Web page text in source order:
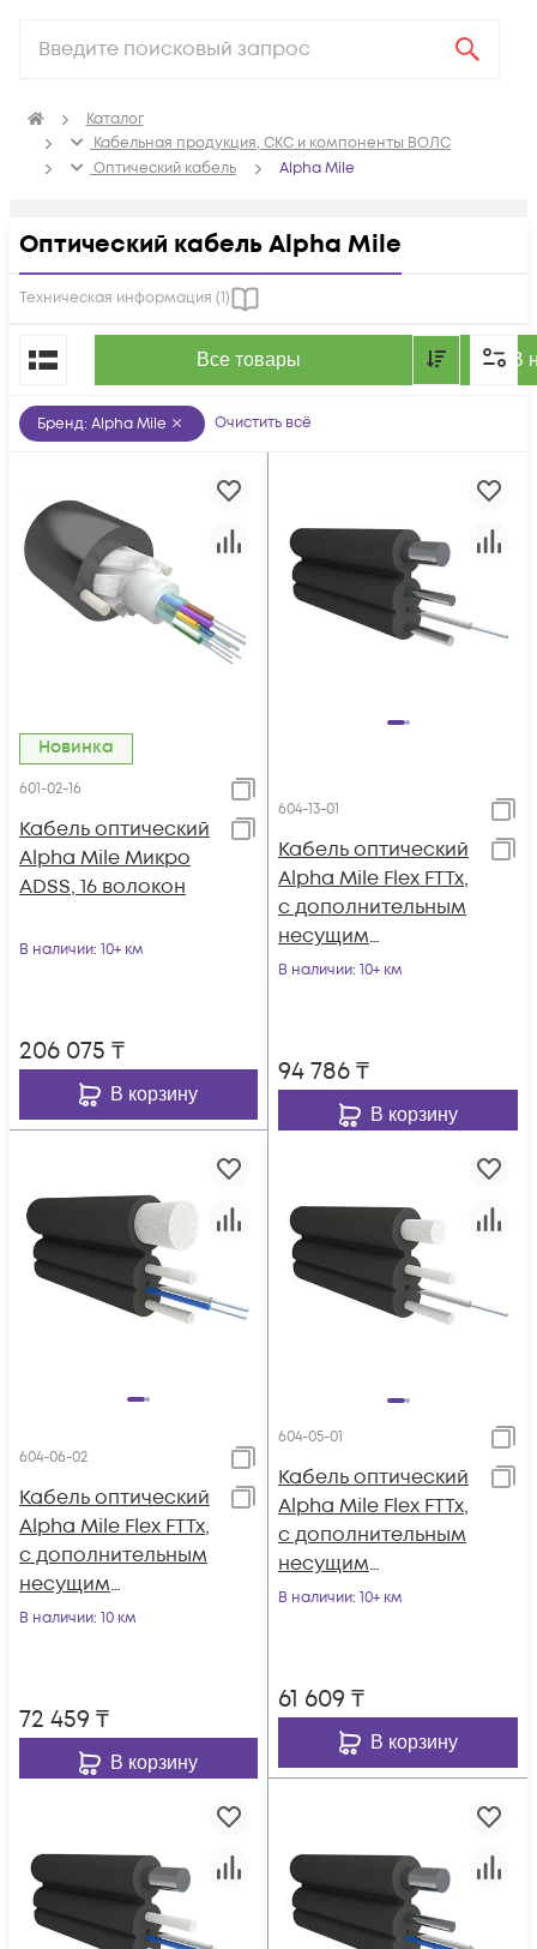
Каталог
Кабельная продукция, СКС и компоненты ВОЛС
Оптический кабель
Alpha Mile
Оптический кабель Alpha Mile
Техническая информация (1)
Все товары В
По популярности
Бренд: Alpha Mile Очистить всё
Новинка
601-02-16
Кабель оптический
Alpha Mile Микро
ADSS, 16 волокон
В наличии: 10+ км
206 075 ₸
В корзину
604-13-01
Кабель оптический
Alpha Mile Flex FTTx,
с дополнительным
несущим
элементом
В наличии: 10+ км
94 786₸
В корзину
604-06-02
Кабель оптический
Alpha Mile Flex FTTx,
с дополнительным
несущим
элементом (FRP 1.8
В наличии: 10 км
72 459 ₸
В корзину
604-05-01
Кабель оптический
Alpha Mile Flex FTTx,
с дополнительным
несущим
элементом (FRP 1.0
В наличии: 10+ км
61 609 ₸
В корзину